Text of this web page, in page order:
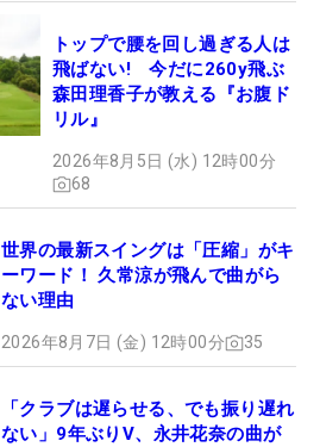
トップで腰を回し過ぎる人は
飛ばない! 今だに260y飛ぶ
森田理香子が教える『お腹ド
リル』
2026年8月5日 (水) 12時00分
68
世界の最新スイングは「圧縮」がキ
ーワード！ 久常涼が飛んで曲がら
ない理由
2026年8月7日 (金) 12時00分 35
「クラブは遅らせる、でも振り遅れ
ない」9年ぶりV、永井花奈の曲が